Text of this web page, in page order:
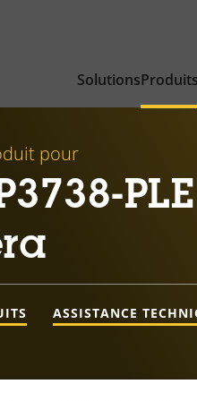
SolutionsProduits
pour
ASSISTANCE